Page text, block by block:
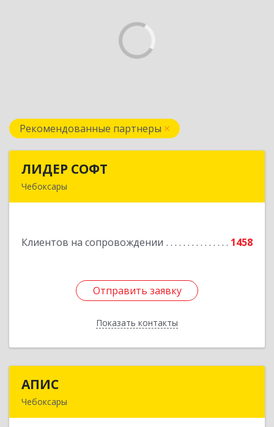
Рекомендованные партнеры
ЛИДЕР СОФТ
Чебоксары
Клиентов на сопровождении 1458
Отправить заявку
Показать контакты
Отправить заявку
Назад
АПИС
Чебоксары